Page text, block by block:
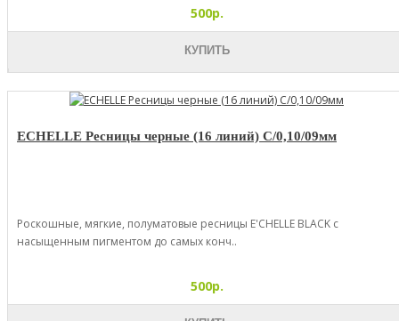
500р.
КУПИТЬ
ECHELLE Ресницы черные (16 линий) C/0,10/09мм
Роскошные, мягкие, полуматовые ресницы E'CHELLE BLACK с
насыщенным пигментом до самых конч..
500р.